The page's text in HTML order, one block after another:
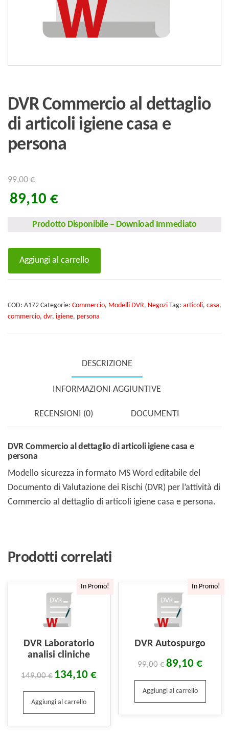
DVR Commercio al dettaglio
di articoli igiene casa e
persona
99,00€
89,10 €
Prodotto Disponibile – Download Immediato
Aggiungi al carrello
COD: A172 Categorie: Commercio, Modelli DVR, Negozi Tag: articoli, casa,
commercio, dvr, igiene, persona
DESCRIZIONE
INFORMAZIONI AGGIUNTIVE
RECENSIONI (0) DOCUMENTI
DVR Commercio al dettaglio di articoli igiene casa e
persona
Modello sicurezza in formato MS Word editabile del
Documento di Valutazione dei Rischi (DVR) per l’attività di
Commercio al dettaglio di articoli igiene casa e persona.
Prodotti correlati
In Promo!
DVR Laboratorio
analisi cliniche
149,00€ 134,10€
Aggiungi al carrello
In Promo!
DVR Autospurgo
99,00€89,10€
Aggiungi al carrello